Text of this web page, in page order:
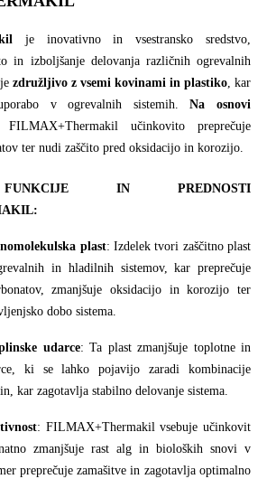
je inovativno in vsestransko sredstvo,
in izboljšanje delovanja različnih ogrevalnih
združljivo z vsemi kovinami in plastiko , kar
v ogrevalnih sistemih.
Na osnovi
, FILMAX+Thermakil učinkovito preprečuje
ter nudi zaščito pred oksidacijo in korozijo.
IN PREDNOSTI
plast: Izdelek tvori zaščitno plast
in hladilnih sistemov, kar preprečuje
zmanjšuje oksidacijo in korozijo ter
dobo sistema.
udarce: Ta plast zmanjšuje toplotne in
ki se lahko pojavijo zaradi kombinacije
kar zagotavlja stabilno delovanje sistema.
: FILMAX+Thermakil vsebuje učinkovit
zmanjšuje rast alg in bioloških snovi v
preprečuje zamašitve in zagotavlja optimalno